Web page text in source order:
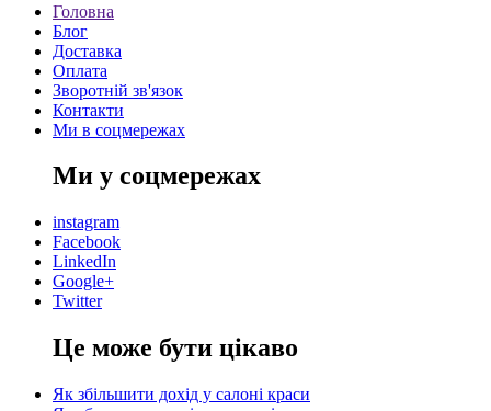
Головна
Блог
Доставка
Оплата
Зворотній зв'язок
Контакти
Ми в соцмережах
Ми у соцмережах
instagram
Facebook
LinkedIn
Google+
Twitter
Це може бути цікаво
Як збільшити дохід у салоні краси